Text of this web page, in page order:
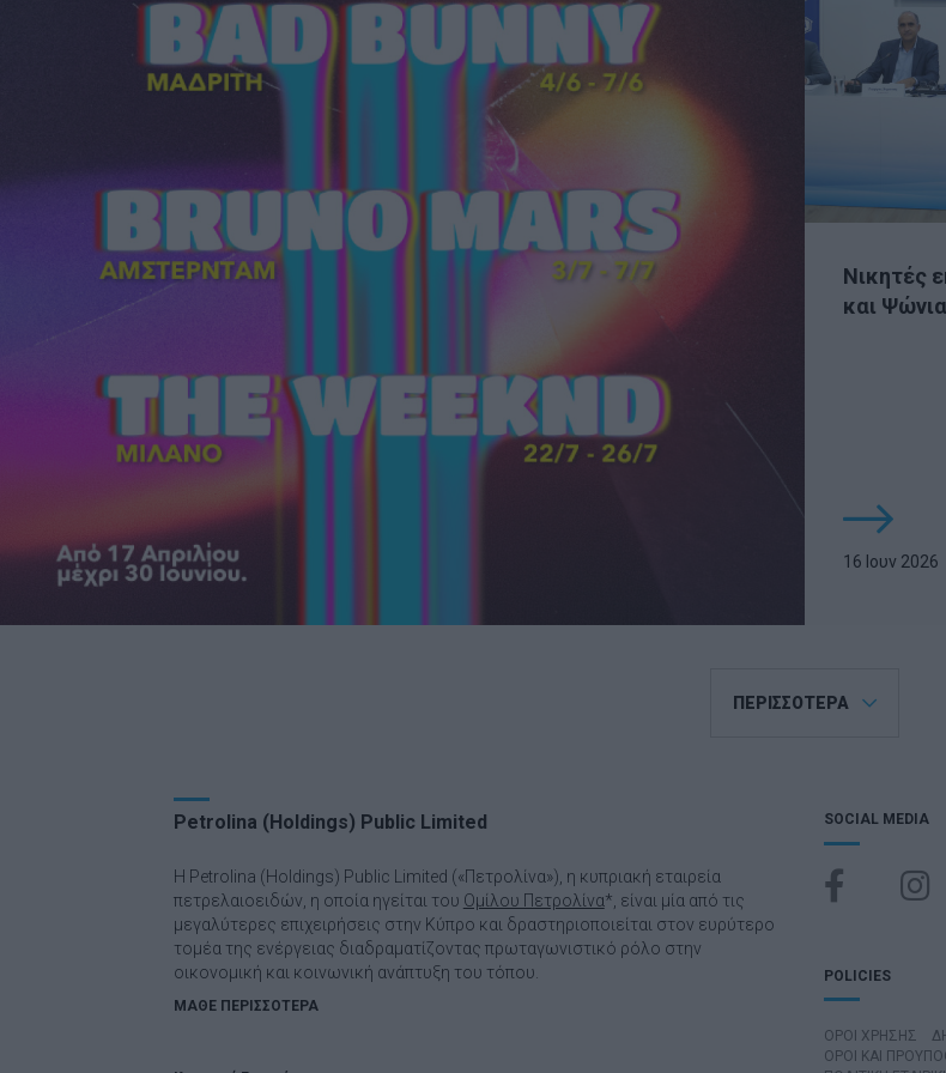
Νικητές
και
16 Ιουν 2026
ΠΕΡΙΣΣΟΤΕΡΑ
Petrolina (Holdings) Public Limited
Η Petrolina (Holdings) Public Limited («Πετρολίνα»), η κυπριακή εταιρεία
πετρελαιοειδών, η οποία ηγείται του Ομίλου Πετρολίνα*, είναι μία από τις
μεγαλύτερες επιχειρήσεις στην Κύπρο και δραστηριοποιείται στον ευρύτερο
τομέα της ενέργειας διαδραματίζοντας πρωταγωνιστικό ρόλο στην
οικονομική και κοινωνική ανάπτυξη του τόπου.
ΜΑΘΕ ΠΕΡΙΣΣΟΤΕΡΑ
SOCIAL MEDIA
POLICIES
ΌΡΟΙ ΧΡΉΣΗΣ
ΟΡΟΙ ΚΑΙ